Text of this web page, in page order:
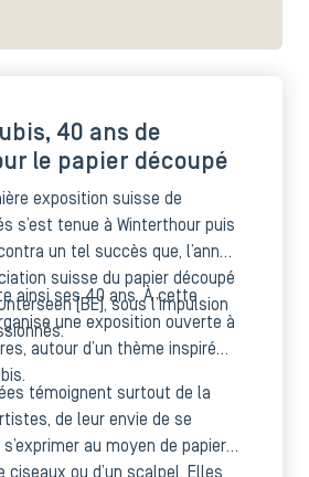
40 ans de
le papier découpé
exposition suisse de
s’est tenue à Winterthour puis
un tel succès que, l’année
suisse du papier découpé
(BE), sous l’impulsion
ainsi ses 40 ans. À cette
une exposition ouverte à
autour d’un thème inspiré
témoignent surtout de la
de leur envie de se
au moyen de papier
ciseaux ou d’un scalpel. Elles